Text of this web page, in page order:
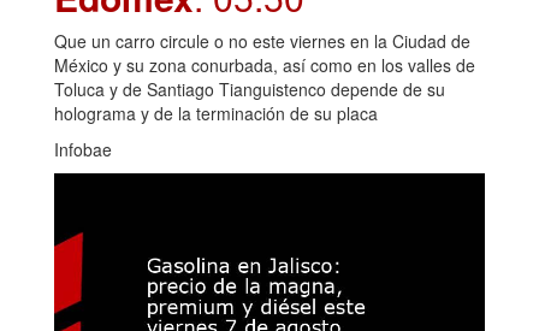
Que un carro circule o no este viernes en la Ciudad de
México y su zona conurbada, así como en los valles de
Toluca y de Santiago Tianguistenco depende de su
holograma y de la terminación de su placa
Infobae